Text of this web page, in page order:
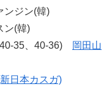
ジン(韓)
(韓)
35、40-36)
岡田山
日本カスガ)